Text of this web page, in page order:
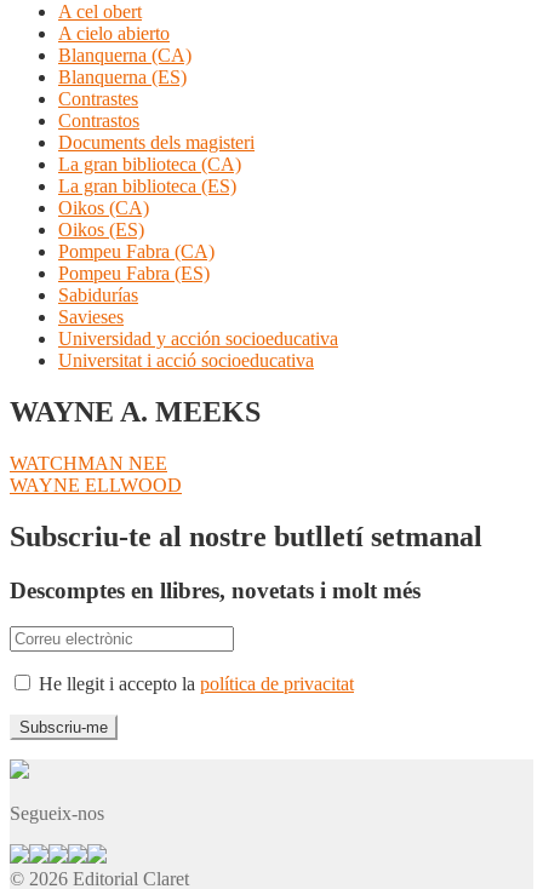
A cel obert
A cielo abierto
Blanquerna (CA)
Blanquerna (ES)
Contrastes
Contrastos
Documents dels magisteri
La gran biblioteca (CA)
La gran biblioteca (ES)
Oikos (CA)
Oikos (ES)
Pompeu Fabra (CA)
Pompeu Fabra (ES)
Sabidurías
Savieses
Universidad y acción socioeducativa
Universitat i acció socioeducativa
WAYNE A. MEEKS
Navegació
d'entrades
Entrada
anterior:
WATCHMAN NEE
Pròxima
WAYNE ELLWOOD
Subscriu-te al nostre butlletí setmanal
Descomptes en llibres, novetats i molt més
He llegit i accepto la política de privacitat
Segueix-nos
© 2026 Editorial Claret